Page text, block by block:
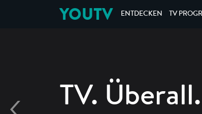
YOUTV ENTDECKEN TV
TV. Überall.